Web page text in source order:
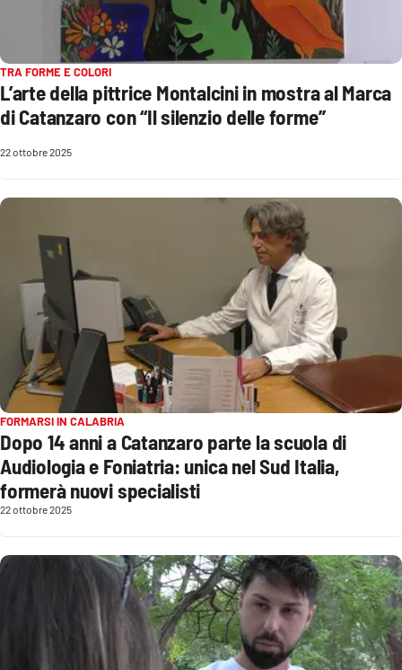
Destinazioni
Eventi
Food
Storie
NETWORK
Lacplay.it
Lactv.it
Laconair.it
Lacitymag.it
Lacapitalenews.it
Ilreggino.it
Ilvibonese.it
Catanzarochannel.it
TRA FORME E COLORI
L’arte della pittrice Montalcini in mostra al Marca
di Catanzaro con “Il silenzio delle forme”
22 ottobre 2025
FORMARSI IN CALABRIA
Dopo 14 anni a Catanzaro parte la scuola di
Audiologia e Foniatria: unica nel Sud Italia,
formerà nuovi specialisti
22 ottobre 2025